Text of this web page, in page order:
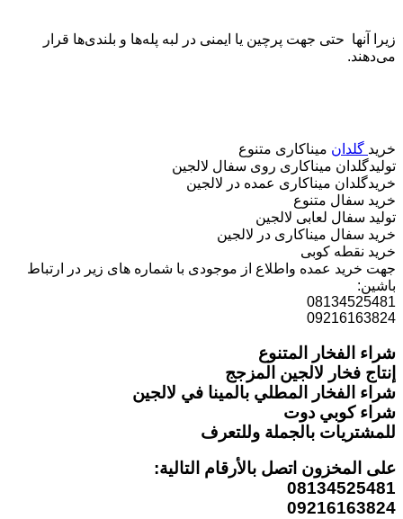
زیرا آنها حتی جهت پرچین یا ایمنی در لبه پله‌ها و بلندی‌ها قرار
می‌دهند.
خرید گلدان میناکاری متنوع
تولیدگلدان میناکاری روی سفال لالجین
خریدگلدان میناکاری عمده در لالجین
خرید سفال متنوع
تولید سفال لعابی لالجین
خرید سفال میناکاری در لالجین
خرید نقطه کوبی
جهت خرید عمده واطلاع از موجودی با شماره های زیر در ارتباط
باشین:
08134525481
09216163824
شراء الفخار المتنوع
إنتاج فخار لالجين المزجج
شراء الفخار المطلي بالمينا في لالجين
شراء كوبي دوت
للمشتريات بالجملة وللتعرف
على المخزون اتصل بالأرقام التالية:
08134525481
09216163824